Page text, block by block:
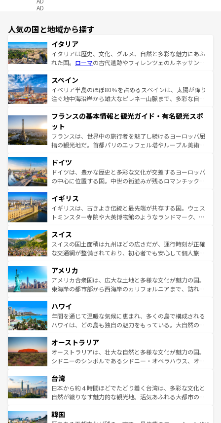
AD
人気の国と地域から探す
イタリア
イタリアは歴史、文化、グルメ、自然と多彩な魅力にあふ
れた国。 ローマの古代遺跡やフィレンツェのルネッサンス
ろん、トスカーナの美しい田園風景やアマルフィ海岸の絶
景など、自然景観も見逃せない。観光の合間には、本場の
ピザやパスタなど、絶品のイタリア料理を堪能することも
ませてくれるイタリアで、忘れられない旅をしてみよう！
なお、新着のイタリア情報は
しい。
スペイン
イベリア半島のほぼ80％を占めるスペインは、太陽が降り
注ぐ地中海沿岸から雄大なピレネー山脈まで、多彩な自然
文化が根付くこの国では、情熱的なフラメンコ、熱気あふ
れる闘牛、そして美味しいタパスが生活の一部となってい
る。首都マドリードの洗練された雰囲気や、バルセロナの
アートに溢れた街角から、地方では古代ローマ遺跡や中世
せる。地方によって風土や気候が異なるスペインはその個
性で訪れる人を魅了する。 なお、新着のスペイン情報は コ
ンテンツ一覧を参照してほしい。
フランスの基本情報と観光ガイド・有名観光スポ
ット
フランスは、世界中の旅行者を魅了し続けるヨーロッパ屈
指の観光地だ。首都パリのエッフェル塔やルーブル美術館
で、幅広い魅力が詰まっている。華麗な宮殿、歴史的な大
聖堂、美しいビーチ、そして豊かな自然が、訪れる者を心
から魅了する。また、フランスは美食の国としても知ら
いる。シャンパンの発祥地であるランス、プロヴァンスの
香り高いラベンダー畑など、多彩な楽しみ方が可能だ。さ
らに、パリ以外の地域にも魅力が溢れており、どの街角に
れる地方に足を運ぶとそれぞれで全く異なる文化を体験で
きるだろう。 なお、新着のフランス情報はコンテンツ一覧
を参照してほしい。
ドイツ
ドイツは、豊かな歴史と多彩な文化が交差するヨーロッパ
の中心に位置する国。中世の街並みが残るロマンチック街
顔を持つこの国は、どこを歩いても飽きることがない。ベ
ルリンの文化的活気、バイエルン州のアルプスの絶景、そ
してライン川沿いのワイン畑といった風景は必見。ビール
は、お酒好きな人にはぜひ体験してほしい。 なお、新着の
ドイツ情報はコンテンツ一覧を参照してほしい。
イギリス
イギリスは、古きよき伝統と最先端が共存する国。ウェス
トミンスター寺院や大英博物館のようなランドマーク、歴
リアごとに異なる魅力がある。また、優雅なアフタヌーン
ティー、ビール好きにはたまらない英国パブ、サッカー観
戦など、本場だからこそできる体験も豊富。イギリスを旅
ンツ一覧を参照してほしい。
スイス
スイスの国土面積は九州ほどの広さだが、運行時刻が正確
な交通網が整備されており、初心者でも安心して個人旅行
の建物がそのまま残る町や、スイスならではのユニークな
博物館もあり、アルプス観光だけでなく町歩きも満喫する
ことができる。国民の所得が高いため物価も高いが、旅行
ば市内交通費無料で観光を楽しむこともできる。 なお、新
着のスイス情報はコンテンツ一覧 を参照してほしい。
アメリカ
アメリカ合衆国は、広大な土地と多様な文化が魅力の国。
東海岸の都市部から西海岸のカリフォルニアまで、訪れる
のような巨大都市は、観光、ショッピング、エンターテイ
ンメントが詰まった刺激的なスポットだ。一方、アメリカ
西部には大自然が広がり、グランドキャニオンやイエロー
部のニューオーリンズでは、音楽と美食が融合した独特の
文化が魅力。旅行者はアメリカの各地域で異なる魅力を楽
しみながら、その多様性と豊かな歴史を感じることができ
ならではの贅沢な旅のスタイルだ。 なお、新着のアメリカ
情報はコンテンツ一覧を参照してほしい。
ハワイ
年間を通じて温暖な気候に恵まれ、多くの島で構成される
ハワイは、どの島も独自の魅力をもっている。大自然の神
ワイ島は見逃せない。また、定番の観光地といえばオアフ
島だが、静かな自然を求めるならマウイ島やカウアイ島が
おすすめ。エメラルドグリーンに輝く海をはじめ、豊かな
れるおもてなしの心で訪れる人々を迎えてくれるハワイの
人々、おいしいローカルフードやハワイアンミュージッ
ク、伝統的なフラダンスなど、すべてがハワイの魅力を彩
ワイを、存分に味わってほしい。 なお、新着のハワイ情報
オーストラリア
オーストラリアは、壮大な自然と多様な文化が魅力の国。
シドニーのシンボルであるシドニー・オペラハウス、オー
リアリーフや大陸中央部にそびえるウルル（エアーズロッ
ク）、タスマニアの美しい原生林やケアンズの熱帯雨林な
ど、見どころがたくさん。また、カフェやワイン、オージ
いる。アクティビティも充実しており、サーフィンやダイ
台湾
日本から約４時間ほどでたどり着く台湾は、多彩な文化と
自然が織りなす魅力的な観光地。活気あふれる大都市の台
ン）、静ひつな山岳地帯である台湾東部など、都市の喧騒
韓国